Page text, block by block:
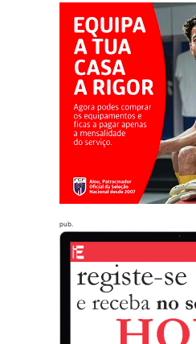
pub.